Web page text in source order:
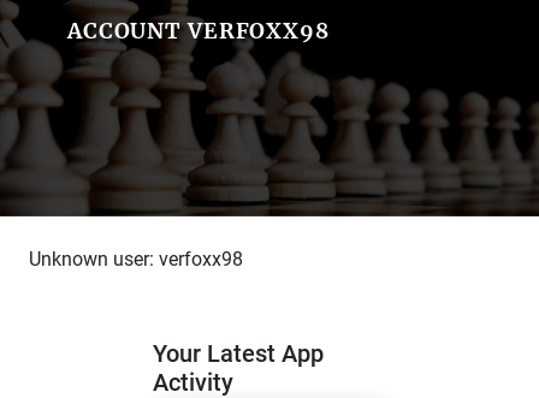
ACCOUNT VERFOXX98
Unknown user: verfoxx98
Your Latest App
Activity